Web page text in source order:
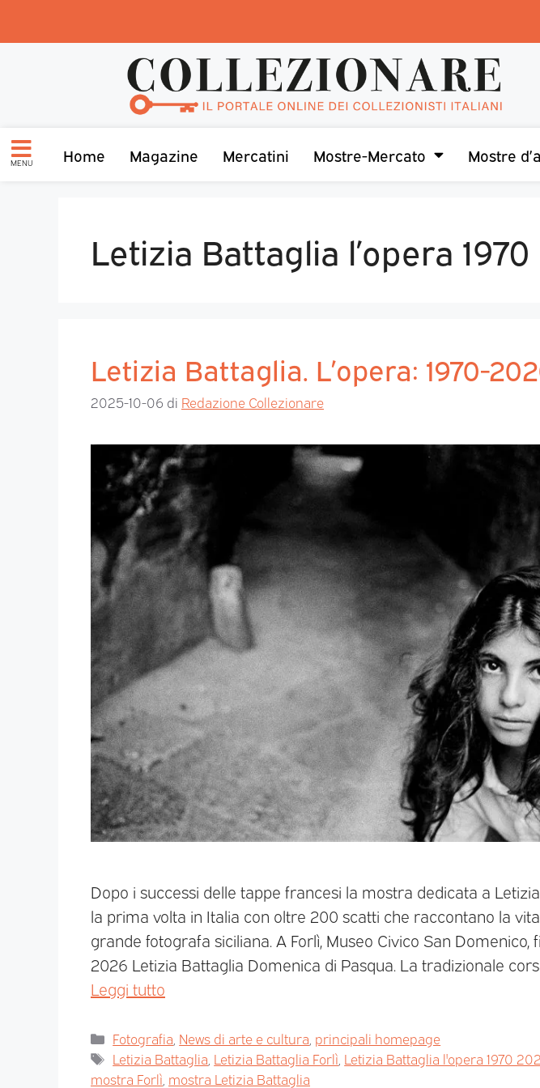
MENU Home Magazine Mercatini Mostre-Mercato Mostre
Letizia Battaglia l’opera
Letizia Battaglia. L’opera: 1970-
2025-10-06 di Redazione Collezionare
Dopo i successi delle tappe francesi la mostra dedicata a
la prima volta in Italia con oltre 200 scatti che raccontano la vita
grande fotografa siciliana. A Forlì, Museo Civico San Domenico,
2026 Letizia Battaglia Domenica di Pasqua. La tradizionale
Leggi tutto
Fotografia News di arte e cultura principali homepage
Letizia Battaglia Letizia Battaglia Forlì Letizia Battaglia l'opera 1970
mostra Forlì mostra Letizia Battaglia